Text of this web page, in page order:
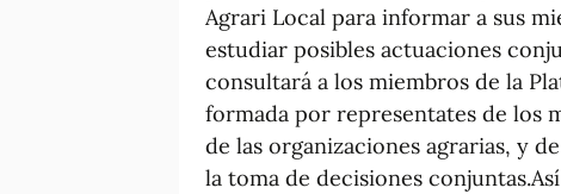
Agrari Local para informar a sus
estudiar posibles actuaciones
consultará a los miembros de la
formada por representates de los
de las organizaciones agrarias, y
la toma de decisiones